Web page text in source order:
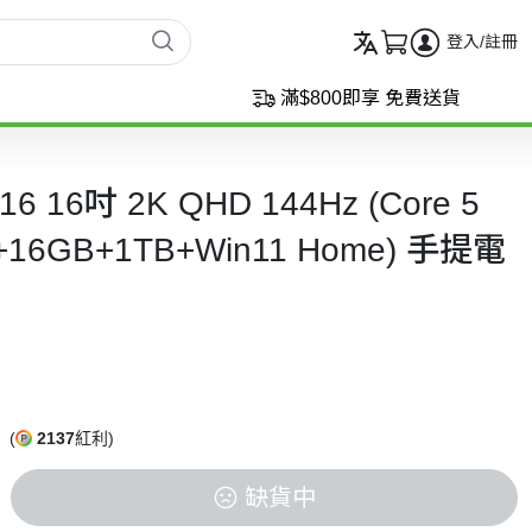
登入/註冊
滿$800即享 免費送貨
16吋 2K QHD 144Hz (Core 5
Home) 手提電
( 2137紅利)
缺貨中